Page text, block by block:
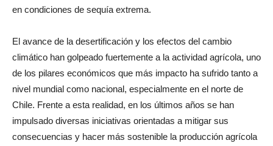
en condiciones de sequía extrema.
El avance de la desertificación y los efectos del cambio
climático han golpeado fuertemente a la actividad agrícola, uno
de los pilares económicos que más impacto ha sufrido tanto a
nivel mundial como nacional, especialmente en el norte de
Chile. Frente a esta realidad, en los últimos años se han
impulsado diversas iniciativas orientadas a mitigar sus
consecuencias y hacer más sostenible la producción agrícola